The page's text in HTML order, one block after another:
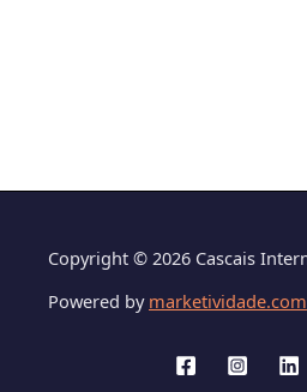
Copyright © 2026 Cascais
Powered by marketividade.com